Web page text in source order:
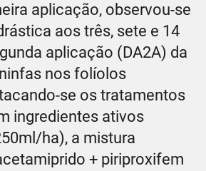
aplicação, observou-se
aos três, sete e 14
aplicação (DA2A) da
nos folíolos
se os tratamentos
ingredientes ativos
ha), a mistura
+ piriproxifem